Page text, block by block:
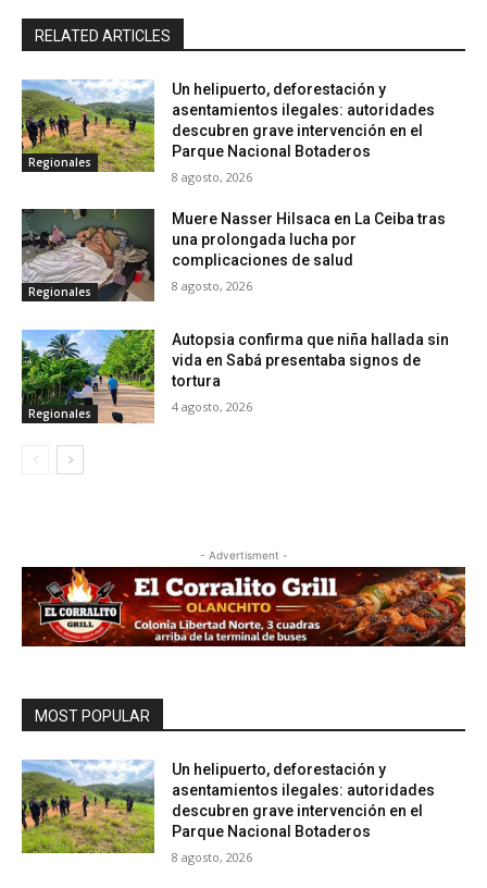
RELATED ARTICLES
Regionales
Un helipuerto, deforestación y
asentamientos ilegales: autoridades
descubren grave intervención en el
Parque Nacional Botaderos
8 agosto, 2026
Regionales
Muere Nasser Hilsaca en La Ceiba tras
una prolongada lucha por
complicaciones de salud
8 agosto, 2026
Regionales
Autopsia confirma que niña hallada sin
vida en Sabá presentaba signos de
tortura
4 agosto, 2026
- Advertisment -
MOST POPULAR
Un helipuerto, deforestación y
asentamientos ilegales: autoridades
descubren grave intervención en el
Parque Nacional Botaderos
8 agosto, 2026